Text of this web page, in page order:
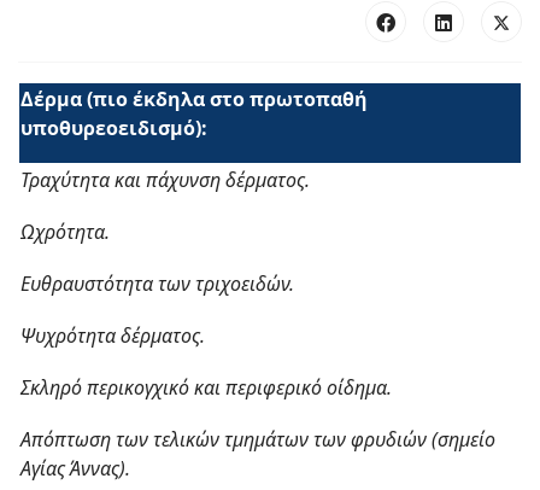
Δέρμα (πιο έκδηλα στο πρωτοπαθή
υποθυρεοειδισμό):
Τραχύτητα και πάχυνση δέρματος.
Ωχρότητα.
Ευθραυστότητα των τριχοειδών.
Ψυχρότητα δέρματος.
Σκληρό περικογχικό και περιφερικό οίδημα.
Απόπτωση των τελικών τμημάτων των φρυδιών (σημείο
Αγίας Άννας).